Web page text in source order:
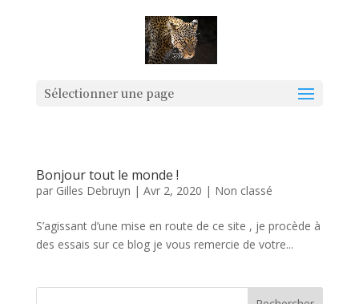
Sélectionner une page
Bonjour tout le monde !
par Gilles Debruyn | Avr 2, 2020 | Non classé
S’agissant d’une mise en route de ce site , je procède à
des essais sur ce blog je vous remercie de votre...